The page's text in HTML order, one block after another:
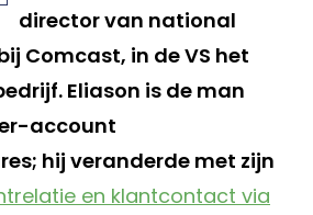
director van national
Comcast, in de VS het
Eliason is de man
account
hij veranderde met zijn
en klantcontact via